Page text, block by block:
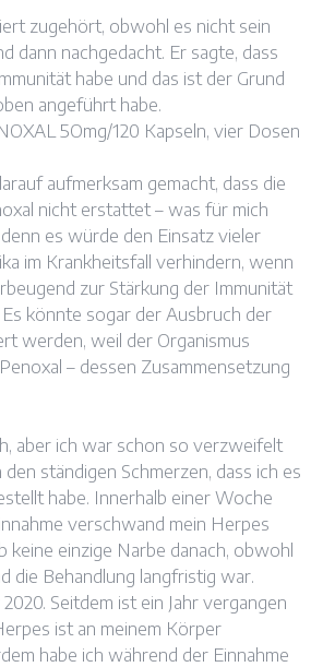
zugehört, obwohl es nicht sein
dann nachgedacht. Er sagte, dass
habe und das ist der Grund
angeführt habe.
5Omg/120 Kapseln, vier Dosen
aufmerksam gemacht, dass die
nicht erstattet – was für mich
es würde den Einsatz vieler
im Krankheitsfall verhindern, wenn
zur Stärkung der Immunität
könnte sogar der Ausbruch der
werden, weil der Organismus
– dessen Zusammensetzung
aber ich war schon so verzweifelt
ständigen Schmerzen, dass ich es
habe. Innerhalb einer Woche
verschwand mein Herpes
keine einzige Narbe danach, obwohl
die Behandlung langfristig war.
Seitdem ist ein Jahr vergangen
ist an meinem Körper
habe ich während der Einnahme